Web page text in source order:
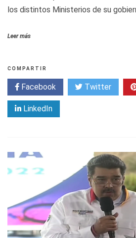
los distintos Ministerios de su
Leer más
COMPARTIR
Facebook Twitter
LinkedIn